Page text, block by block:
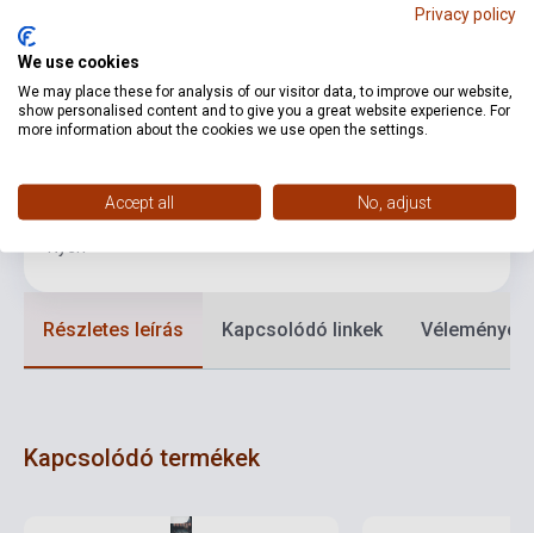
Kiadó SCHOTT MUSIC DISTRIBUTION
Formátum
Részletes leírás Kapcsolódó linkek Vélemények
Kapcsolódó termékek
Privacy policy
We use cookies
We may place these for analysis of our visitor data, to improve our website,
show personalised content and to give you a great website experience. For
more information about the cookies we use open the settings.
Accept all No, adjust